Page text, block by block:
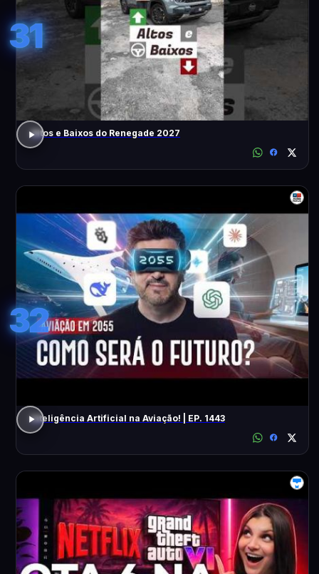
31
Altos e Baixos do Renegade 2027
32
Inteligência Artificial na Aviação! | EP. 1443